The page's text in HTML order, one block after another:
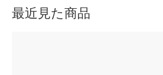
最近見た商品